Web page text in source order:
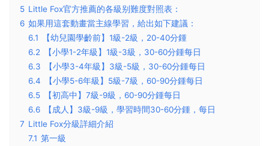
5 Little Fox官方推薦的各級别難度對照表：
6 如果用這套動畫當主線學習，給出如下建議：
6.1
【幼兒園學齡前】1級-2級，20-40分鍾
6.2
【小學1-2年級】1級-3級，30-60分鍾每日
6.3
【小學3-4年級】3級-5級，30-60分鍾每日
6.4
【小學5-6年級】5級-7級，60-90分鍾每日
6.5
【初高中】7級-9級，60-90分鍾每日
6.6
【成人】3級-9級，學習時間30-60分鍾，每日
7 Little Fox分級詳細介紹
7.1 第一級